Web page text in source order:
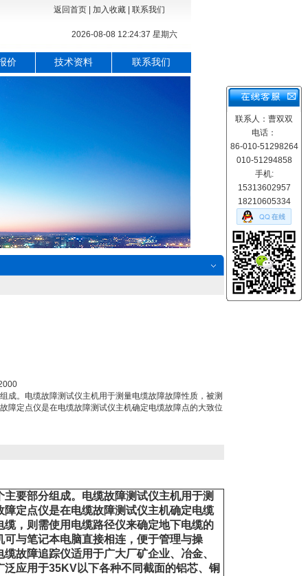
返回首页| 加入收藏| 联系我们
2026-08-08 12:24:38 星期六
价 技术资料 联系我们
成。电缆故障测试仪主机用于测量电缆故障故障性质，被测
障定点仪是在电缆故障测试仪主机确定电缆故障点的大致位
要部分组成。电缆故障测试仪主机用于测
定点仪是在电缆故障测试仪主机确定电缆
，则需使用电缆路径仪来确定地下电缆的
与笔记本电脑直接相连，便于管理与操
故障追踪仪适用于广大厂矿企业、冶金、
应用于35KV以下各种不同截面的铝芯、铜
联系人：曹双双
电话：
86-010-51298264
010-51294858
手机:
15313602957
18210605334